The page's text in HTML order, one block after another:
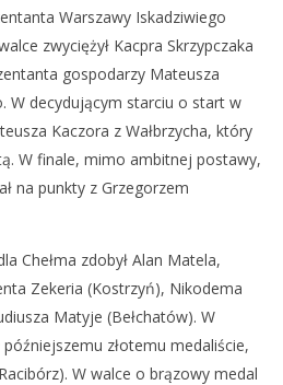
Warszawy Iskadziwiego
zwyciężył Kacpra Skrzypczaka
gospodarzy Mateusza
W decydującym starciu o start w
Kaczora z Wałbrzycha, który
W finale, mimo ambitnej postawy,
na punkty z Grzegorzem
Chełma zdobył Alan Matela,
Zekeria (Kostrzyń), Nikodema
Matyje (Bełchatów). W
złotemu medaliście,
W walce o brązowy medal